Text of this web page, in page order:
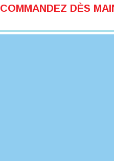
COMMANDEZ DÈS